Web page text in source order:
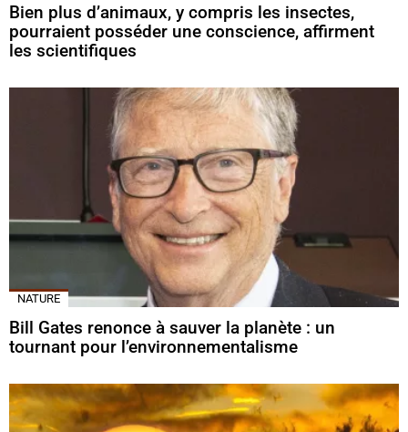
Bien plus d’animaux, y compris les insectes,
pourraient posséder une conscience, affirment
les scientifiques
NATURE
Bill Gates renonce à sauver la planète : un
tournant pour l’environnementalisme